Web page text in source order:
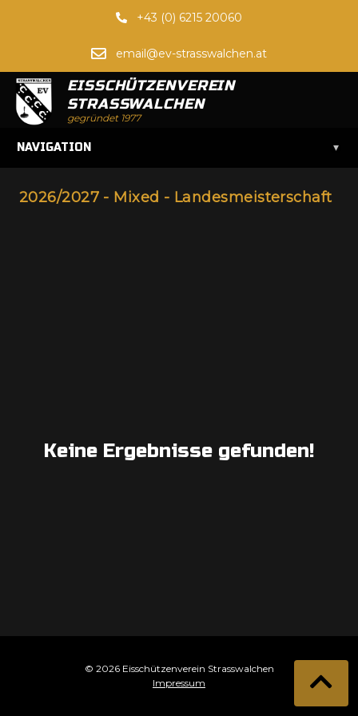
+43 (0) 6215 20060
email@ev-strasswalchen.at
EISSCHÜTZENVEREIN
STRASSWALCHEN
gegründet 1977
NAVIGATION ▾
2026/2027 - Mixed - Landesmeisterschaft
Keine Ergebnisse gefunden!
© 2026 Eisschützenverein Strasswalchen
Impressum